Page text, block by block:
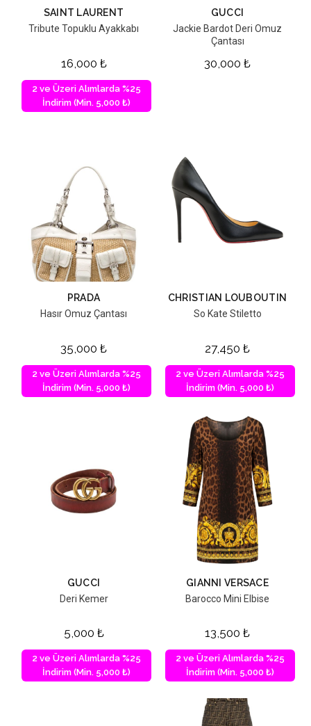
SAINT LAURENT
Tribute Topuklu Ayakkabı
16,000 ₺
2 ve Üzeri Alımlarda %25
İndirim (Min. 5,000 ₺)
GUCCI
Jackie Bardot Deri Omuz
Çantası
30,000 ₺
PRADA
Hasır Omuz Çantası
35,000 ₺
2 ve Üzeri Alımlarda %25
İndirim (Min. 5,000 ₺)
CHRISTIAN LOUBOUTIN
So Kate Stiletto
27,450 ₺
2 ve Üzeri Alımlarda %25
İndirim (Min. 5,000 ₺)
GUCCI
Deri Kemer
5,000 ₺
2 ve Üzeri Alımlarda %25
İndirim (Min. 5,000 ₺)
GIANNI VERSACE
Barocco Mini Elbise
13,500 ₺
2 ve Üzeri Alımlarda %25
İndirim (Min. 5,000 ₺)